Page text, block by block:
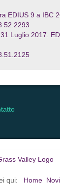
EDIUS 9 a IBC
Luglio 2017:
qui: Home